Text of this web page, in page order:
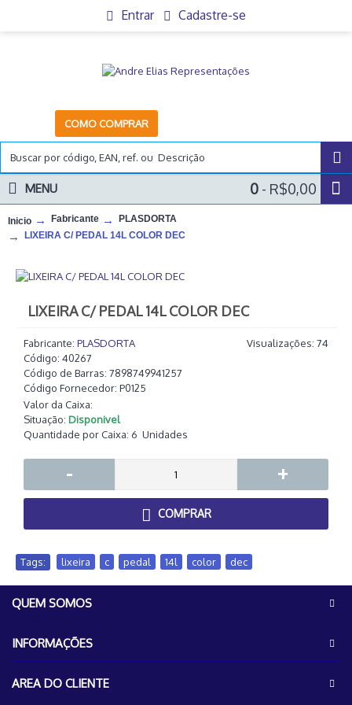
Entrar Cadastre-se
COMO COMPRAR
0 - R$0,00
MENU
Inicio Fabricante
PLASDORTA
LIXEIRA C/ PEDAL 14L COLOR DEC
LIXEIRA C/ PEDAL 14L COLOR DEC
Visualizações: 74
Fabricante: PLASDORTA
Código: 40267
Código de Barras: 7898749941257
Código Fornecedor: P0125
Valor da Caixa:
Situação: Disponivel
Quantidade por Caixa: 6 Unidades
- +
COMPRAR
Tags: lixeira c pedal 14l color dec
QUEM SOMOS
INFORMAÇÕES
AREA DO CLIENTE